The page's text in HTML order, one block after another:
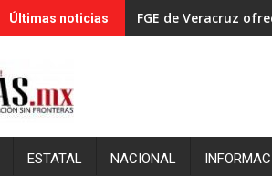
Últimas noticias FGE de Veracruz
ESTATAL NACIONAL